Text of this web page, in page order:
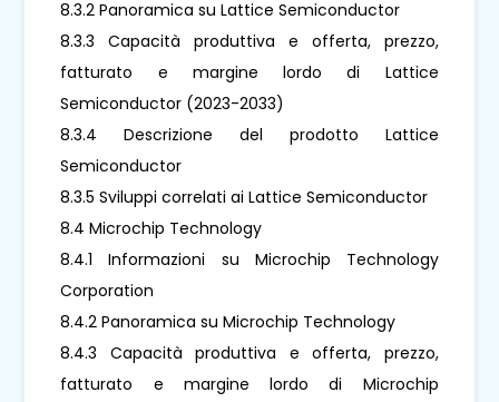
8.3.2 Panoramica su Lattice Semiconductor
8.3.3 Capacità produttiva e offerta, prezzo,
fatturato e margine lordo di Lattice
Semiconductor (2023-2033)
8.3.4 Descrizione del prodotto Lattice
Semiconductor
8.3.5 Sviluppi correlati ai Lattice Semiconductor
8.4 Microchip Technology
8.4.1 Informazioni su Microchip Technology
Corporation
8.4.2 Panoramica su Microchip Technology
8.4.3 Capacità produttiva e offerta, prezzo,
fatturato e margine lordo di Microchip